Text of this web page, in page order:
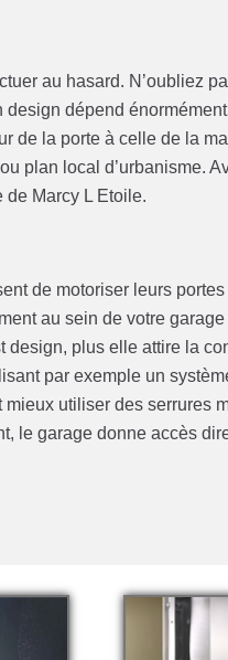
au hasard. N’oubliez
design dépend
de la porte à celle de la
plan local d’urbanisme.
de Marcy L Etoile.
de motoriser leurs
au sein de votre
design, plus elle attire la
par exemple un
mieux utiliser des serrures
le garage donne accès